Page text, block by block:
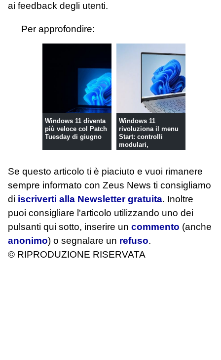
ai feedback degli utenti.
Per approfondire:
Windows 11 diventa
più veloce col Patch
Tuesday di giugno
Windows 11
rivoluziona il menu
Start: controlli
modulari,
Se questo articolo ti è piaciuto e vuoi rimanere
sempre informato con Zeus News ti consigliamo
di iscriverti alla Newsletter gratuita. Inoltre
puoi consigliare l'articolo utilizzando uno dei
pulsanti qui sotto, inserire un commento (anche
anonimo) o segnalare un refuso.
© RIPRODUZIONE RISERVATA